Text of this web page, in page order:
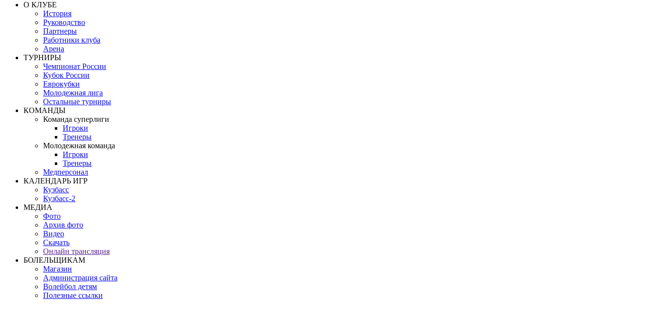
О КЛУБЕ
История
Руководство
Партнеры
Работники клуба
Арена
ТУРНИРЫ
Чемпионат России
Кубок России
Еврокубки
Молодежная лига
Остальные турниры
КОМАНДЫ
Команда суперлиги
Игроки
Тренеры
Молодежная команда
Игроки
Тренеры
Медперсонал
КАЛЕНДАРЬ ИГР
Кузбасс
Кузбасс-2
МЕДИА
Фото
Архив фото
Видео
Скачать
Онлайн трансляция
БОЛЕЛЬЩИКАМ
Магазин
Администрация сайта
Волейбол детям
Полезные ссылки